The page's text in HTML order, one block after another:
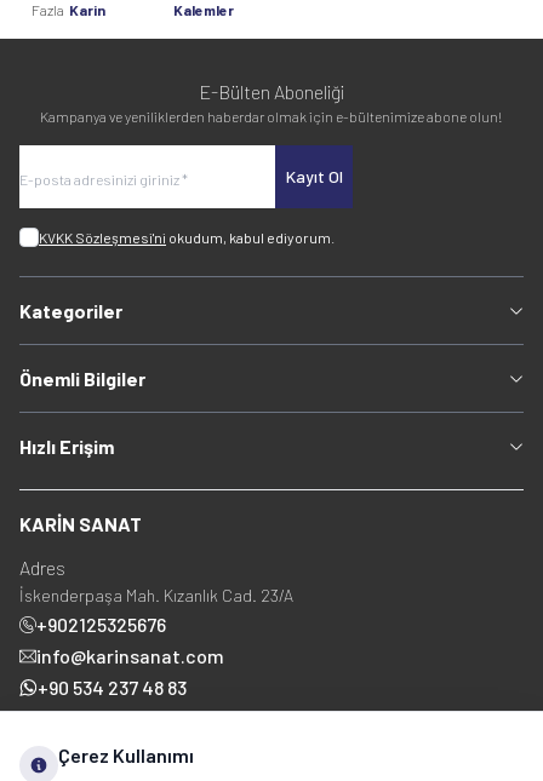
Fazla Karin
Kalemler
E-Bülten Aboneliği
Kampanya ve yeniliklerden haberdar olmak için e-bültenimize abone olun!
Kayıt Ol
KVKK Sözleşmesi'ni okudum, kabul ediyorum.
Kategoriler
Önemli Bilgiler
Hızlı Erişim
KARİN SANAT
Adres
İskenderpaşa Mah. Kızanlık Cad. 23/A
+902125325676
info@karinsanat.com
+90 534 237 48 83
Çerez Kullanımı